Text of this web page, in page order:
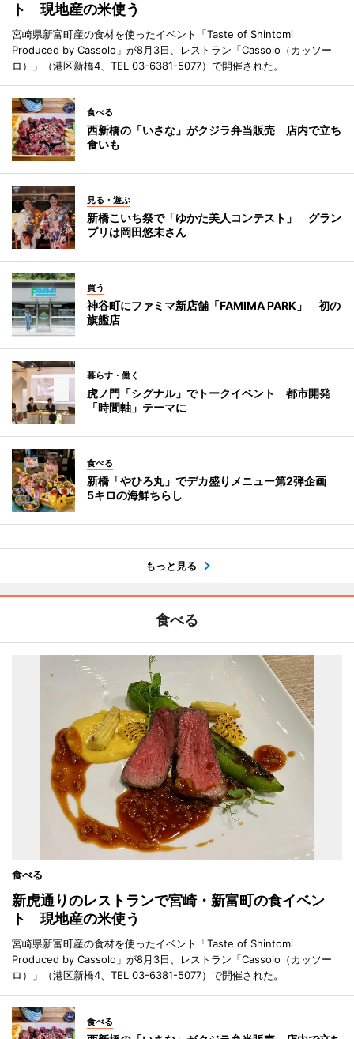
ト 現地産の米使う
宮崎県新富町産の食材を使ったイベント「Taste of Shintomi
Produced by Cassolo」が8月3日、レストラン「Cassolo（カッソー
ロ）」（港区新橋4、TEL 03-6381-5077）で開催された。
食べる
西新橋の「いさな」がクジラ弁当販売 店内で立ち
食いも
見る・遊ぶ
新橋こいち祭で「ゆかた美人コンテスト」 グラン
プリは岡田悠未さん
買う
神谷町にファミマ新店舗「FAMIMA PARK」 初の
旗艦店
暮らす・働く
虎ノ門「シグナル」でトークイベント 都市開発
「時間軸」テーマに
食べる
新橋「やひろ丸」でデカ盛りメニュー第2弾企画
5キロの海鮮ちらし
もっと見る
食べる
食べる
新虎通りのレストランで宮崎・新富町の食イベン
ト 現地産の米使う
宮崎県新富町産の食材を使ったイベント「Taste of Shintomi
Produced by Cassolo」が8月3日、レストラン「Cassolo（カッソー
ロ）」（港区新橋4、TEL 03-6381-5077）で開催された。
食べる